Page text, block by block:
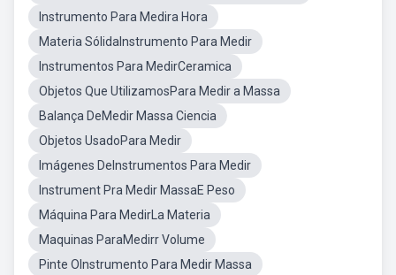
Instrumento Para Medira Hora
Materia SólidaInstrumento Para Medir
Instrumentos Para MedirCeramica
Objetos Que UtilizamosPara Medir a Massa
Balança DeMedir Massa Ciencia
Objetos UsadoPara Medir
Imágenes DeInstrumentos Para Medir
Instrument Pra Medir MassaE Peso
Máquina Para MedirLa Materia
Maquinas ParaMedirr Volume
Pinte OInstrumento Para Medir Massa